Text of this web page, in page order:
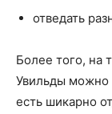
отведать
Более того, на
Увильды можно
есть шикарно